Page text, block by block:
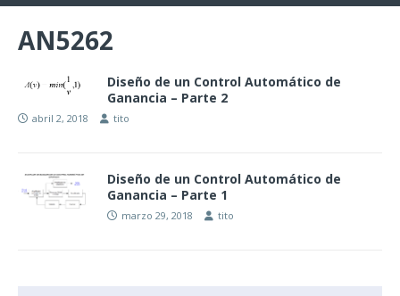
AN5262
Diseño de un Control Automático de
Ganancia – Parte 2
abril 2, 2018 tito
Diseño de un Control Automático de
Ganancia – Parte 1
marzo 29, 2018 tito